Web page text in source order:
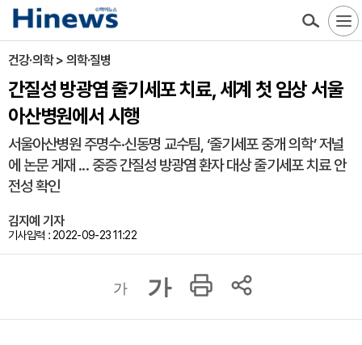
건강·의학 > 의학·질병
간질성 방광염 줄기세포 치료, 세계 첫 임상 서울
아산병원에서 시행
서울아산병원 주명수·신동명 교수팀, ‘줄기세포 중개 의학’ 저널
에 논문 게재 ... 중증 간질성 방광염 환자 대상 줄기세포 치료 안
전성 확인
김지예 기자
기사입력 : 2022-09-23 11:22
가 가